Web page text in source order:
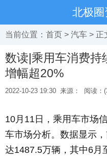
北极圈
当前位置： 首页 > 汽车 > 正
数读|乘用车消费持
增幅超20%
2022-10-23 19:30 来源： 阅读：
10月11日，乘用车市场
车市场分析。数据显示
达1487.5万辆，其中6月